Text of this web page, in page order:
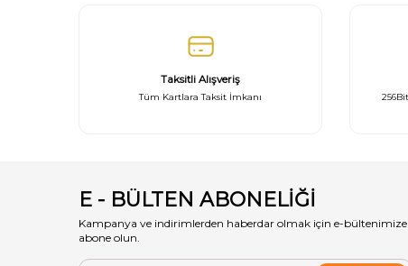
Taksitli Alışveriş
Tüm Kartlara Taksit İmkanı
E - BÜLTEN ABONELİĞİ
Kampanya ve indirimlerden haberdar olmak için e-bültenimize
abone olun.